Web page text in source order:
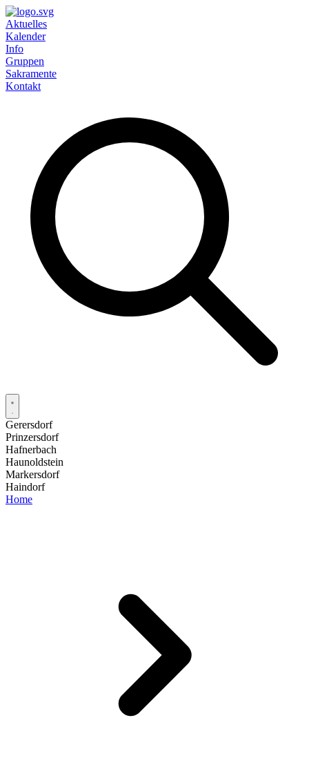
Aktuelles
Kalender
Info
Gruppen
Sakramente
Kontakt
Gerersdorf
Prinzersdorf
Hafnerbach
Haunoldstein
Markersdorf
Haindorf
Home